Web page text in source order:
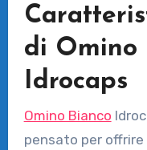
di Omino
Idrocaps
Omino Bianco
pensato per